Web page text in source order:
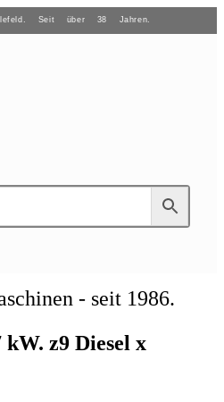
Seit über 38 Jahren.
- seit 1986.
kW. z9 Diesel x